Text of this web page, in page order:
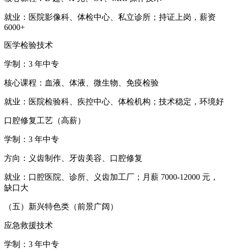
就业：医院影像科、体检中心、私立诊所；持证上岗，薪资
6000+
医学检验技术
学制：3 年中专
核心课程：血液、体液、微生物、免疫检验
就业：医院检验科、疾控中心、体检机构；技术稳定，环境好
口腔修复工艺（高薪）
学制：3 年中专
方向：义齿制作、牙齿美容、口腔修复
就业：口腔医院、诊所、义齿加工厂；月薪 7000-12000 元，
缺口大
（五）新兴特色类（前景广阔）
应急救援技术
学制：3 年中专